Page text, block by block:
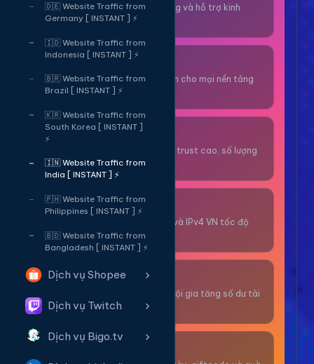
🇩🇪 Website Traffic from
Germany [ INSTANT ] ⚡
🇮🇩 Website Traffic from
Indonesia [ INSTANT ] ⚡
🇧🇷 Website Traffic from
Brazil [ INSTANT ] ⚡
🇰🇷 Website Traffic from
South Korea [ INSTANT ]
⚡
🇮🇳 Website Traffic from
India [ INSTANT ] ⚡
🇵🇭 Website Traffic from
Philippines [ INSTANT ] ⚡
🇧🇩 Website Traffic from
Bangladesh [ INSTANT ] ⚡
Dịch vụ Shopee
Dịch vụ Twitch
Dịch vụ Bigo.tv
Công cụ tăng trưởng và hỗ trợ kinh
doanh online.
Thuê OTP SĐT
Nhận code xác minh cho mọi nền tảng
tức thì.
OTP/Mua Gmail
Tài khoản gmail cổ, trust cao, số lượng
lớn.
Thuê Proxy
Proxy dân cư xoay và IPv4 VN tốc độ
cao.
Giải Trí
Thư giãn và có cơ hội gia tăng số dư tài
khoản.